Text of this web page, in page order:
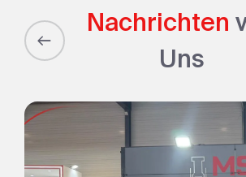
Nachrichten
Uns